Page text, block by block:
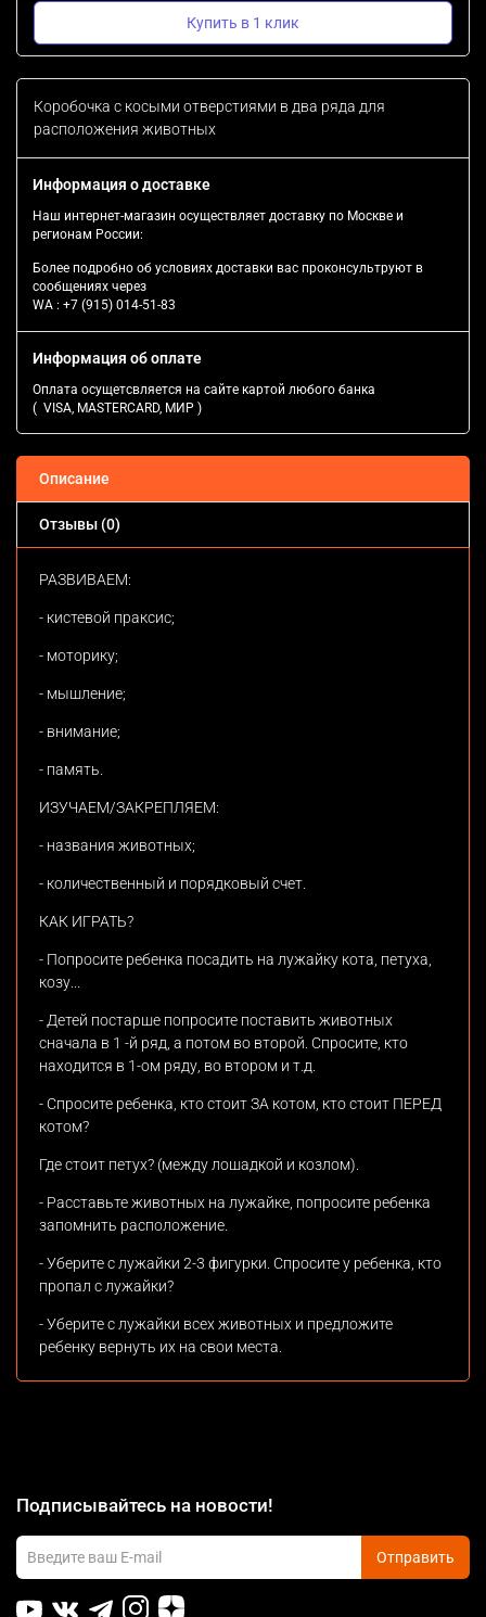
Купить в 1 клик
Коробочка с косыми отверстиями в два ряда для
расположения животных
Информация о доставке
Наш интернет-магазин осуществляет доставку по Москве и
регионам России:
Более подробно об условиях доставки вас проконсультруют в
сообщениях через
WA : +7 (915) 014-51-83
Информация об оплате
Оплата осущетсвляется на сайте картой любого банка
( VISA, MASTERCARD, МИР )
Описание
Отзывы (0)
РАЗВИВАЕМ:
- кистевой праксис;
- моторику;
- мышление;
- внимание;
- память.
ИЗУЧАЕМ/ЗАКРЕПЛЯЕМ:
- названия животных;
- количественный и порядковый счет.
КАК ИГРАТЬ?
- Попросите ребенка посадить на лужайку кота, петуха,
козу...
- Детей постарше попросите поставить животных
сначала в 1 -й ряд, а потом во второй. Спросите, кто
находится в 1-ом ряду, во втором и т.д.
- Спросите ребенка, кто стоит ЗА котом, кто стоит ПЕРЕД
котом?
Где стоит петух? (между лошадкой и козлом).
- Расставьте животных на лужайке, попросите ребенка
запомнить расположение.
- Уберите с лужайки 2-3 фигурки. Спросите у ребенка, кто
пропал с лужайки?
- Уберите с лужайки всех животных и предложите
ребенку вернуть их на свои места.
Подписывайтесь на новости!
Отправить